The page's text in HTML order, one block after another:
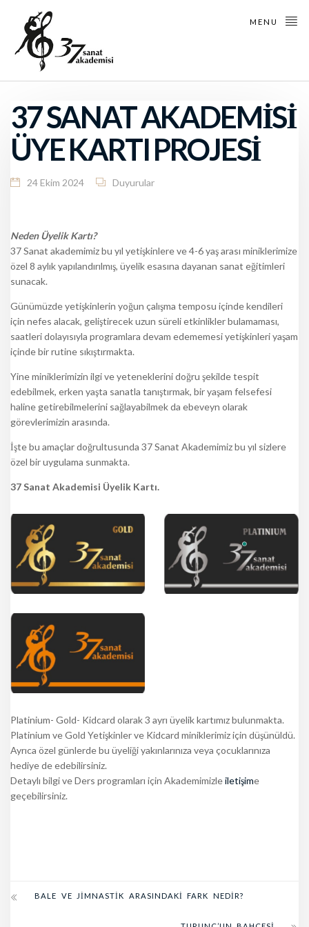
MENU
37 SANAT AKADEMİSİ
ÜYE KARTI PROJESİ
24 Ekim 2024 Duyurular
Neden Üyelik Kartı?
37 Sanat akademimiz bu yıl yetişkinlere ve 4-6 yaş arası miniklerimize
özel 8 aylık yapılandırılmış, üyelik esasına dayanan sanat eğitimleri
sunacak.
Günümüzde yetişkinlerin yoğun çalışma temposu içinde kendileri
için nefes alacak, geliştirecek uzun süreli etkinlikler bulamaması,
saatleri dolayısıyla programlara devam edememesi yetişkinleri yaşam
içinde bir rutine sıkıştırmakta.
Yine miniklerimizin ilgi ve yeteneklerini doğru şekilde tespit
edebilmek, erken yaşta sanatla tanıştırmak, bir yaşam felsefesi
haline getirebilmelerini sağlayabilmek da ebeveyn olarak
görevlerimizin arasında.
İşte bu amaçlar doğrultusunda 37 Sanat Akademimiz bu yıl sizlere
özel bir uygulama sunmakta.
37 Sanat Akademisi Üyelik Kartı.
Platinium- Gold- Kidcard olarak 3 ayrı üyelik kartımız bulunmakta.
Platinium ve Gold Yetişkinler ve Kidcard miniklerimiz için düşünüldü.
Ayrıca özel günlerde bu üyeliği yakınlarınıza veya çocuklarınıza
hediye de edebilirsiniz.
Detaylı bilgi ve Ders programları için Akademimizleiletişime
geçebilirsiniz.
BALE VE JIMNASTIK ARASINDAKI FARK NEDIR?